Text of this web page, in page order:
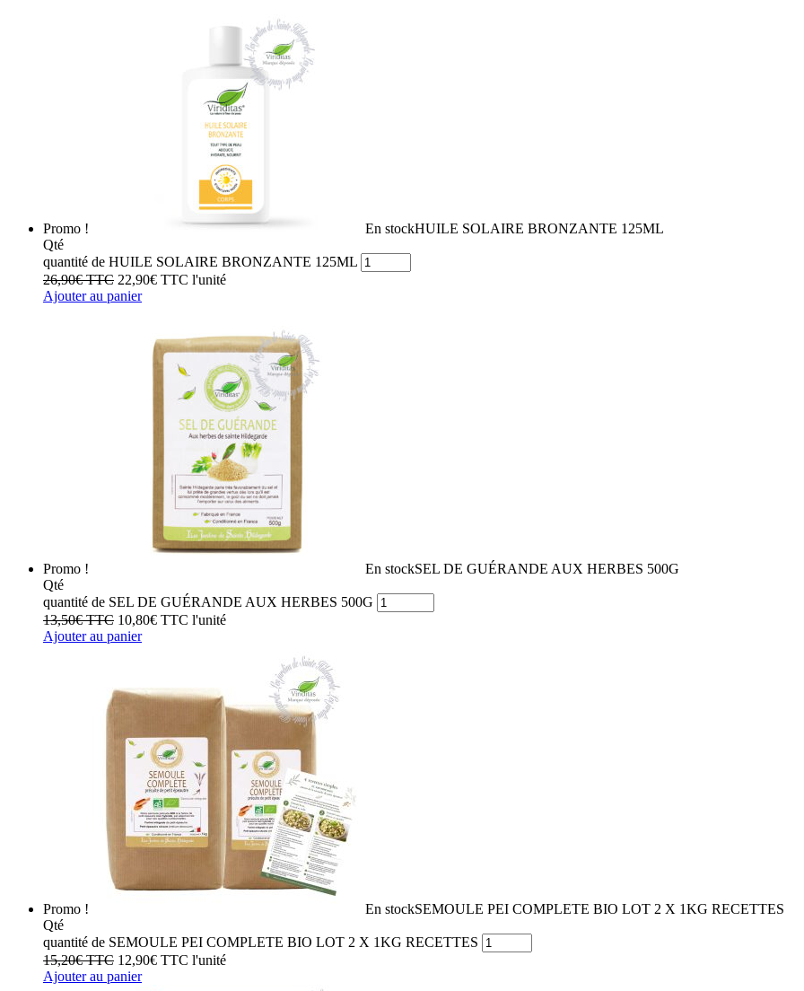
Promo ! En stockHUILE SOLAIRE BRONZANTE 125ML
Qté
quantité de HUILE SOLAIRE BRONZANTE 125ML
26,90€TTC 22,90€ TTC l'unité
Ajouter au panier
Promo ! En stockSEL DE GUÉRANDE AUX HERBES 500G
Qté
quantité de SEL DE GUÉRANDE AUX HERBES 500G
13,50€TTC 10,80€ TTC l'unité
Ajouter au panier
Promo ! En stockSEMOULE PEI COMPLETE BIO LOT 2 X 1KG RECETTES
Qté
quantité de SEMOULE PEI COMPLETE BIO LOT 2 X 1KG RECETTES
15,20€TTC 12,90€ TTC l'unité
Ajouter au panier